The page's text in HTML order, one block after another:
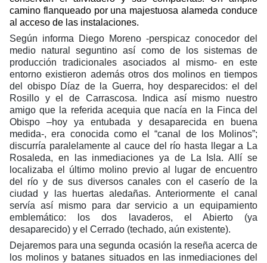
camino flanqueado por una majestuosa alameda conduce
al acceso de las instalaciones.
Según informa Diego Moreno -perspicaz conocedor del
medio natural seguntino así como de los sistemas de
producción tradicionales asociados al mismo- en este
entorno existieron además otros dos molinos en tiempos
del obispo Díaz de la Guerra, hoy desparecidos: el del
Rosillo y el de Carrascosa. Indica así mismo nuestro
amigo que la referida acequia que nacía en la Finca del
Obispo –hoy ya entubada y desaparecida en buena
medida-, era conocida como el “canal de los Molinos”;
discurría paralelamente al cauce del río hasta llegar a La
Rosaleda, en las inmediaciones ya de La Isla. Allí se
localizaba el último molino previo al lugar de encuentro
del río y de sus diversos canales con el caserío de la
ciudad y las huertas aledañas. Anteriormente el canal
servía así mismo para dar servicio a un equipamiento
emblemático: los dos lavaderos, el Abierto (ya
desaparecido) y el Cerrado (techado, aún existente).
Dejaremos para una segunda ocasión la reseña acerca de
los molinos y batanes situados en las inmediaciones del